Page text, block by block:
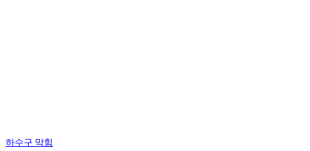
하수구 막힘